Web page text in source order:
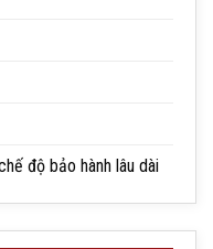
độ bảo hành lâu dài